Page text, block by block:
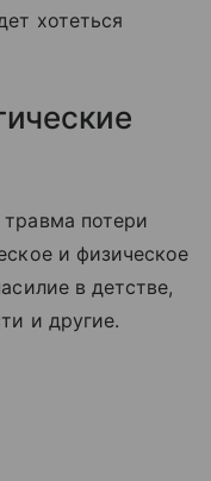
хотеться
потери
и физическое
в детстве,
и другие.